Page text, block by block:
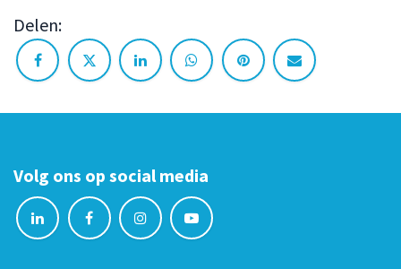
Delen:
Volg ons op social media